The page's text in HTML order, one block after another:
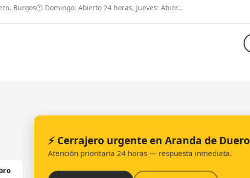
Burgos🕐 Domingo: Abierto 24 horas, Jueves: Abier...
⚡ Cerrajero urgente en Aranda de Duero
Atención prioritaria 24 horas — respuesta inmediata.